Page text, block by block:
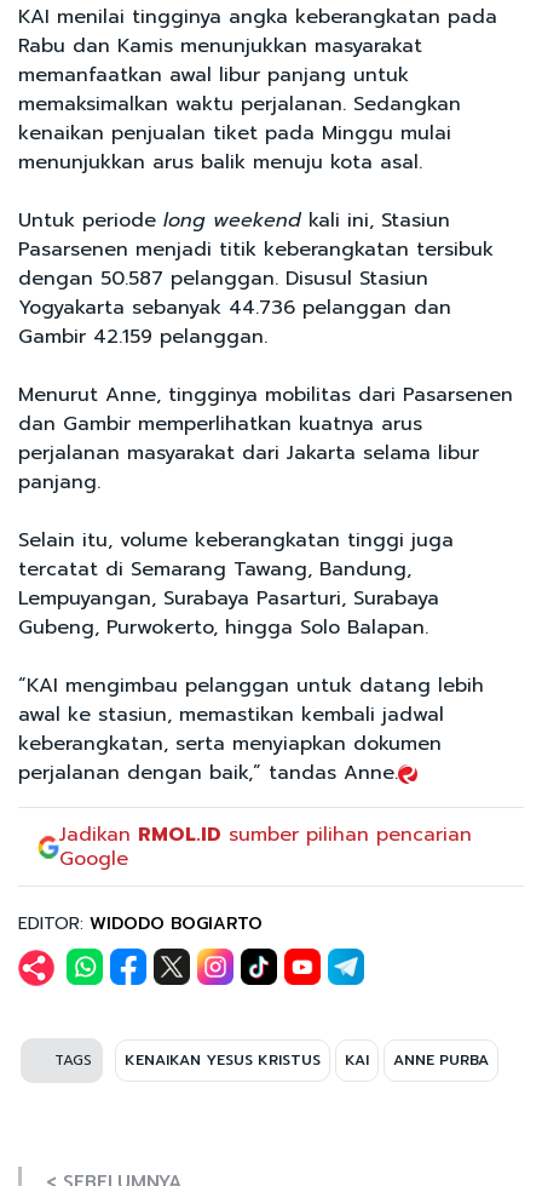
KAI menilai tingginya angka keberangkatan pada
Rabu dan Kamis menunjukkan masyarakat
memanfaatkan awal libur panjang untuk
memaksimalkan waktu perjalanan. Sedangkan
kenaikan penjualan tiket pada Minggu mulai
menunjukkan arus balik menuju kota asal.
Untuk periode long weekendkali ini, Stasiun
Pasarsenen menjadi titik keberangkatan tersibuk
dengan 50.587 pelanggan. Disusul Stasiun
Yogyakarta sebanyak 44.736 pelanggan dan
Gambir 42.159 pelanggan.
Menurut Anne, tingginya mobilitas dari Pasarsenen
dan Gambir memperlihatkan kuatnya arus
perjalanan masyarakat dari Jakarta selama libur
panjang.
Selain itu, volume keberangkatan tinggi juga
tercatat di Semarang Tawang, Bandung,
Lempuyangan, Surabaya Pasarturi, Surabaya
Gubeng, Purwokerto, hingga Solo Balapan.
“KAI mengimbau pelanggan untuk datang lebih
awal ke stasiun, memastikan kembali jadwal
keberangkatan, serta menyiapkan dokumen
perjalanan dengan baik,” tandas Anne.
Jadikan RMOL.ID sumber pilihan pencarian
Google
EDITOR: WIDODO BOGIARTO
TAGS KENAIKAN YESUS KRISTUS KAI ANNE PURBA